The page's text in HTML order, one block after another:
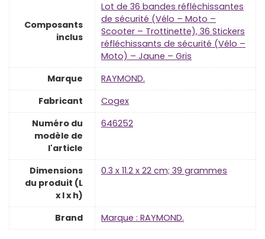
Composants
inclus
‎Lot de 36 bandes réfléchissantes
de sécurité (Vélo – Moto –
Scooter – Trottinette), 36 Stickers
réfléchissants de sécurité (Vélo –
Moto) – Jaune – Gris
Marque
‎RAYMOND.
Fabricant
‎Cogex
Numéro du
modèle de
l'article
‎646252
Dimensions
du produit (L
x l x h)
‎0.3 x 11.2 x 22 cm; 39 grammes
Brand Marque : RAYMOND.